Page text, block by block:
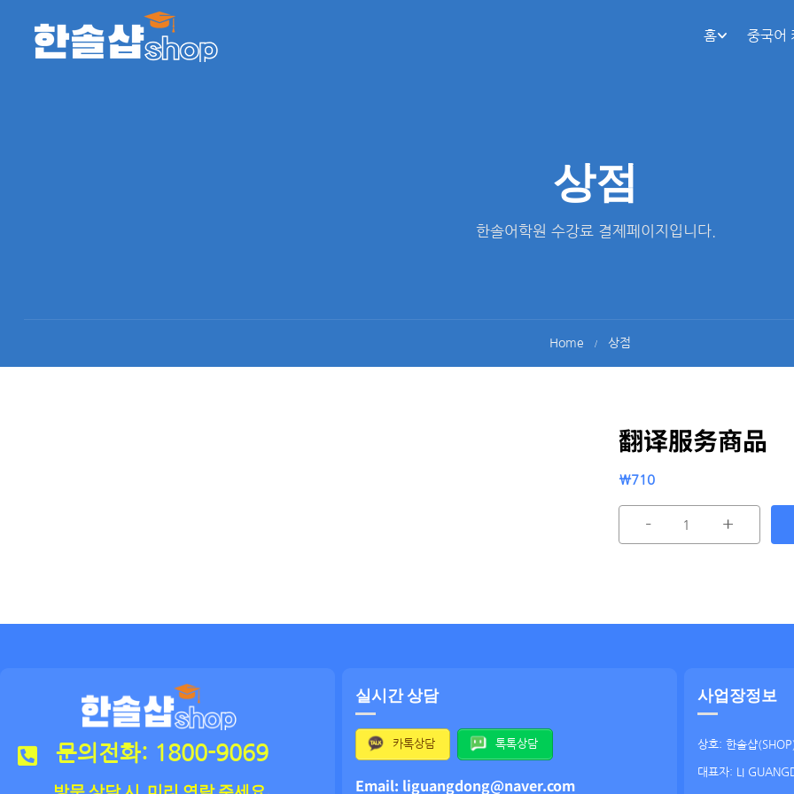
홈 중국어
상점
한솔어학원 수강료 결제페이지입니다.
Home 상점
翻译服务商品
₩710
- +
문의전화: 1800-9069
실시간 상담
카톡상담 톡톡상담
Email: liguangdong@naver.com
사업장정보
상호: 한솔샵
대표자: LI